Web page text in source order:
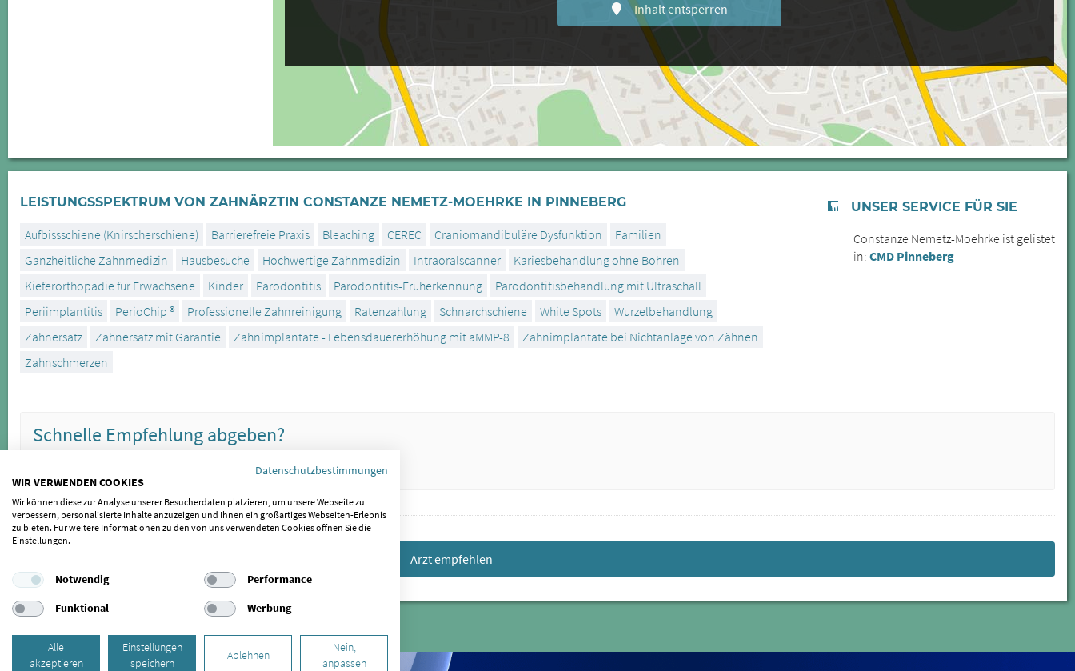
Inhalt entsperren
UNSER SERVICE FÜR SIE
Constanze Nemetz-Moehrke ist gelistet
in: CMD Pinneberg
LEISTUNGSSPEKTRUM VON ZAHNÄRZTIN CONSTANZE NEMETZ-MOEHRKE IN PINNEBERG
Aufbissschiene (Knirscherschiene) Barrierefreie Praxis Bleaching CEREC Craniomandibuläre Dysfunktion
Familien
Ganzheitliche Zahnmedizin
Hausbesuche Hochwertige Zahnmedizin Intraoralscanner
Kariesbehandlung ohne Bohren
Kieferorthopädie für Erwachsene
Kinder Parodontitis Parodontitis-Früherkennung
Parodontitisbehandlung mit Ultraschall
Periimplantitis
PerioChip ® Professionelle Zahnreinigung Ratenzahlung Schnarchschiene White Spots
Wurzelbehandlung
Zahnersatz
Zahnersatz mit Garantie Zahnimplantate - Lebensdauererhöhung mit aMMP-8
Zahnimplantate bei Nichtanlage von Zähnen
Zahnschmerzen
Schnelle Empfehlung abgeben?
Arzt empfehlen
Datenschutzbestimmungen
WIR VERWENDEN COOKIES
Wir können diese zur Analyse unserer Besucherdaten platzieren, um unsere Webseite zu
verbessern, personalisierte Inhalte anzuzeigen und Ihnen ein großartiges Webseiten-Erlebnis
zu bieten. Für weitere Informationen zu den von uns verwendeten Cookies öffnen Sie die
Einstellungen.
Notwendig
Performance
Funktional
Werbung
Alle
akzeptieren
Einstellungen
speichern
Ablehnen
Nein,
anpassen